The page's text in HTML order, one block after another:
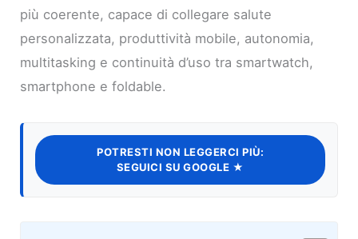
più coerente, capace di collegare salute
personalizzata, produttività mobile, autonomia,
multitasking e continuità d’uso tra smartwatch,
smartphone e foldable.
POTRESTI NON LEGGERCI PIÙ:
SEGUICI SU GOOGLE ★